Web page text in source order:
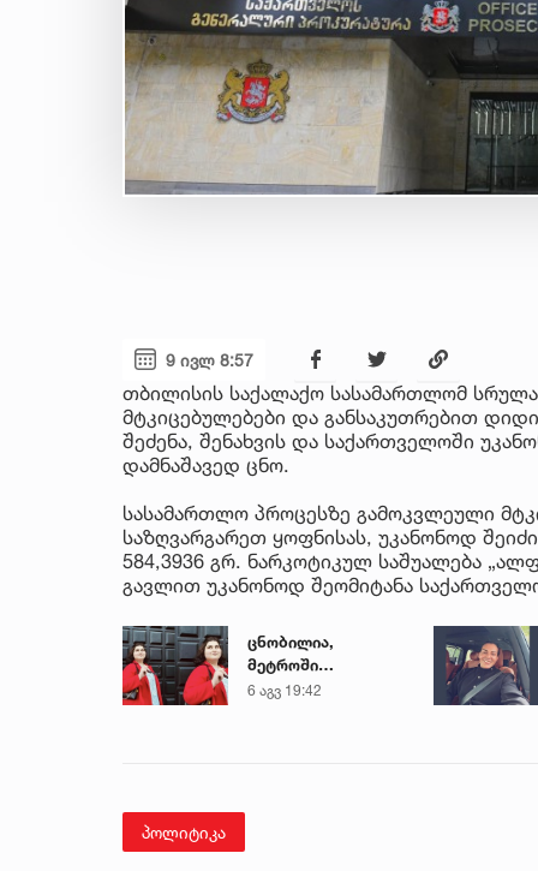
9 ივლ 8:57
თბილისის საქალაქო სასამართლომ
მტკიცებულებები და განსაკუთრებით
შეძენა, შენახვის და საქართველოში
დამნაშავედ ცნო.
სასამართლო პროცესზე გამოკვლეული
საზღვარგარეთ ყოფნისას, უკანონოდ
584,3936 გრ. ნარკოტიკულ საშუალება
გავლით უკანონოდ შეომიტანა
ცნობილია,
მეტროში
გარდაცვლილი 21
6 აგვ 19:42
პოლიტიკა